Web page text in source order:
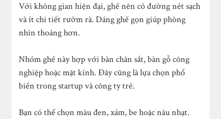
Với không gian hiện đại, ghế nên có đường nét sạch
và ít chi tiết rườm rà. Dáng ghế gọn giúp phòng
nhìn thoáng hơn.
Nhóm ghế này hợp với bàn chân sắt, bàn gỗ công
nghiệp hoặc mặt kính. Đây cũng là lựa chọn phổ
biến trong startup và công ty trẻ.
Bạn có thể chọn màu đen, xám, be hoặc nâu nhạt.